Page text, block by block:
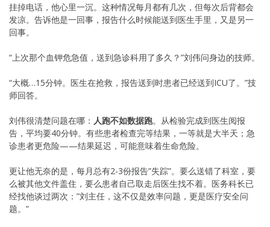
挂掉电话，他心里一沉。这种情况每月都有几次，但每次后背都会
发凉。告诉他是一回事，报告什么时候能送到医生手里，又是另一
回事。
“上次那个血钾危急值，送到急诊科用了多久？”刘伟问身边的技师。
“大概…15分钟。医生在抢救，报告送到时患者已经送到ICU了。”技
师回答。
刘伟很清楚问题在哪： 人跑不如数据跑。从检验完成到医生阅报
告，平均要40分钟。有些患者检查完等结果，一等就是大半天；急
诊患者更危险——结果延迟，可能意味着生命危险。
更让他无奈的是，每月总有2-3份报告”失踪”。要么送错了科室，要
么被其他文件盖住，要么患者自己取走后医生找不着。医务科长已
经找他谈过两次：”刘主任，这不仅是效率问题，更是医疗安全问
题。”